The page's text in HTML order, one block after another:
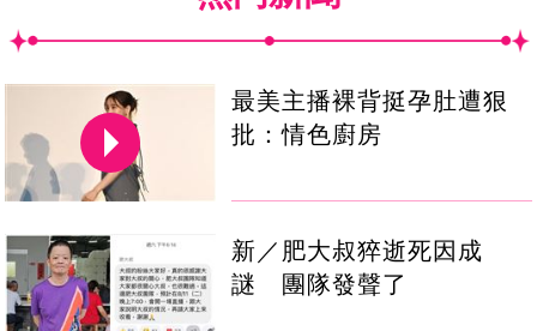
最美主播裸背挺孕肚遭狠
批：情色廚房
新／肥大叔猝逝死因成
謎 團隊發聲了